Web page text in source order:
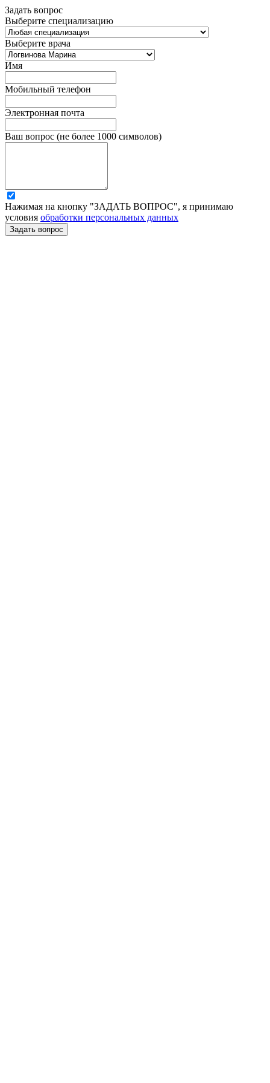
Задать вопрос
Выберите специализацию
Выберите врача
Имя
Мобильный телефон
Электронная почта
Ваш вопрос (не более 1000 символов)
Нажимая на кнопку "ЗАДАТЬ ВОПРОС", я принимаю
условия обработки персональных данных
Задать вопрос